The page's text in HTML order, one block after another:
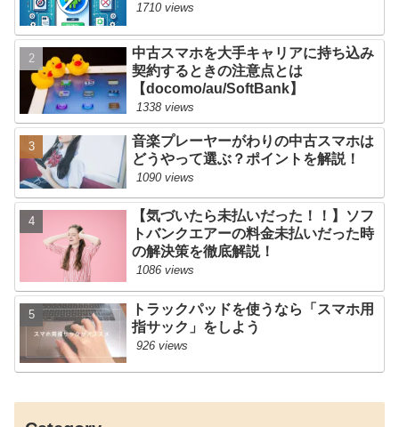
1710 views
中古スマホを大手キャリアに持ち込み
契約するときの注意点とは
【docomo/au/SoftBank】
1338 views
音楽プレーヤーがわりの中古スマホは
どうやって選ぶ？ポイントを解説！
1090 views
【気づいたら未払いだった！！】ソフ
トバンクエアーの料金未払いだった時
の解決策を徹底解説！
1086 views
トラックパッドを使うなら「スマホ用
指サック」をしよう
926 views